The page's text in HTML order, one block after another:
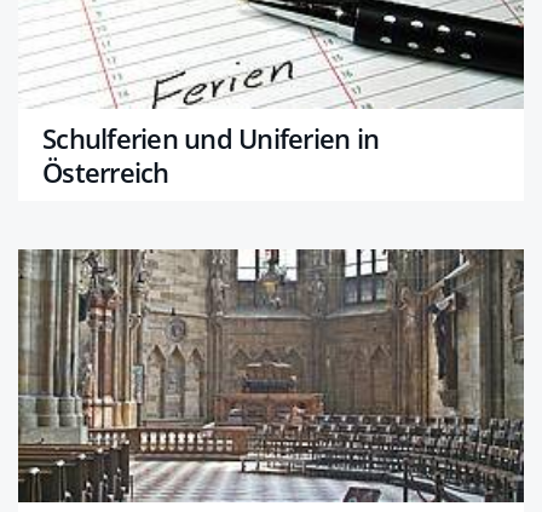
Schulferien und Uniferien in
Österreich